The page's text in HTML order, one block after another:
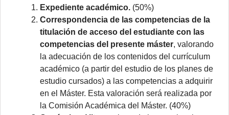
Expediente académico. (50%)
Correspondencia de las competencias de la
titulación de acceso del estudiante con las
competencias del presente máster, valorando
la adecuación de los contenidos del currículum
académico (a partir del estudio de los planes de
estudio cursados) a las competencias a adquirir
en el Máster. Esta valoración será realizada por
la Comisión Académica del Máster. (40%)